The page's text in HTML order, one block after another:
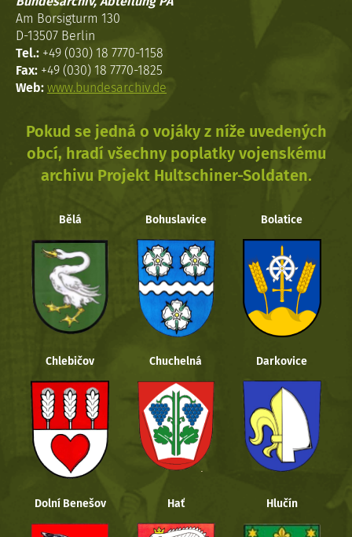
Am Borsigturm 130
D-13507 Berlin
Tel.: +49 (030) 18 7770-1158
Fax: +49 (030) 18 7770-1825
Web: www.bundesarchiv.de
Pokud se jedná o vojáky z níže uvedených
obcí, hradí všechny poplatky vojenskému
archivu Projekt Hultschiner-Soldaten.
Bělá Bohuslavice Bolatice
Chlebičov Chuchelná Darkovice
Dolní Benešov Hať Hlučín